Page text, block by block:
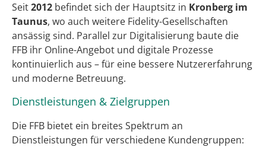
Seit2012 befindet sich der Hauptsitz in Kronberg im
Taunus, wo auch weitere Fidelity-Gesellschaften
ansässig sind. Parallel zur Digitalisierung baute die
FFB ihr Online-Angebot und digitale Prozesse
kontinuierlich aus – für eine bessere Nutzererfahrung
und moderne Betreuung.
Dienstleistungen & Zielgruppen
Die FFB bietet ein breites Spektrum an
Dienstleistungen für verschiedene Kundengruppen: